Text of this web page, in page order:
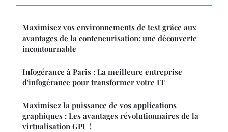
Maximisez vos environnements de test grâce aux
avantages de la conteneurisation: une découverte
incontournable
Infogérance à Paris : La meilleure entreprise
d'infogérance pour transformer votre IT
Maximisez la puissance de vos applications
graphiques : Les avantages révolutionnaires de la
virtualisation GPU !